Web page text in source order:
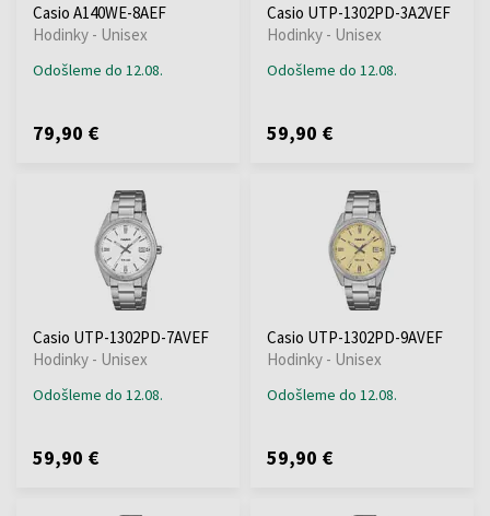
Casio A140WE-8AEF
Hodinky - Unisex
Odošleme do 12.08.
79,90 €
Casio UTP-1302PD-3A2VEF
Hodinky - Unisex
Odošleme do 12.08.
59,90 €
Casio UTP-1302PD-7AVEF
Hodinky - Unisex
Odošleme do 12.08.
59,90 €
Casio UTP-1302PD-9AVEF
Hodinky - Unisex
Odošleme do 12.08.
59,90 €